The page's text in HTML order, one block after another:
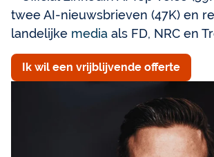
twee AI-nieuwsbrieven (47K) en
landelijke media als FD, NRC en
Ik wil een vrijblijvende offerte